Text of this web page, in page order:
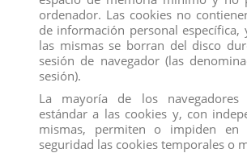
ordenador. Las cookies no
de información personal
las mismas se borran del disco
sesión de navegador (las
sesión).
La mayoría de los navegadores
estándar a las cookies y, con
mismas, permiten o impiden en
seguridad las cookies temporales o